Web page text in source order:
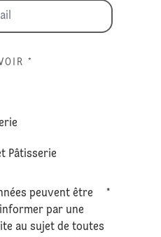
*
Pâtisserie
peuvent être
par une
au sujet de toutes
*